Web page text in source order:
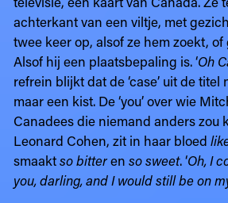
achterkant van een viltje, met
twee keer op, alsof ze hem zoekt,
Alsof hij een plaatsbepaling is. ‘Oh
refrein blijkt dat de ‘case’ uit de titel
maar een kist. De ‘you’ over wie
Canadees die niemand anders zou
Leonard Cohen, zit in haar bloed
smaaktso bitteren so sweet. ‘Oh, I
you, darling, and I would still be on